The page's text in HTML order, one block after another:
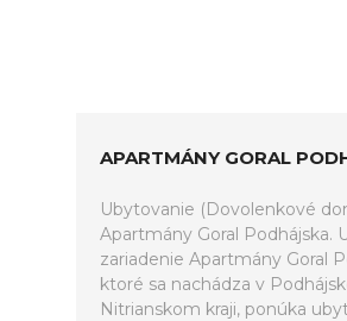
APARTMÁNY GORAL
Ubytovanie (Dovolenkové
Apartmány Goral Podhájska.
zariadenie Apartmány Goral
ktoré sa nachádza v
Nitrianskom kraji, ponúka